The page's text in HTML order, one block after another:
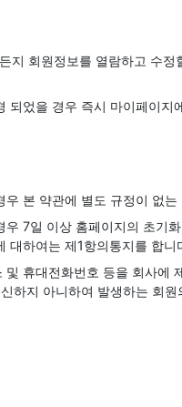
회원정보를 열람하고 수정
었을 경우 즉시 마이페이지
본 약관에 별도 규정이 없
7일 이상 홈페이지의 초기
대하여는 제1항의통지를 합니
휴대전화번호 등을 회사에
하지 아니하여 발생하는 회